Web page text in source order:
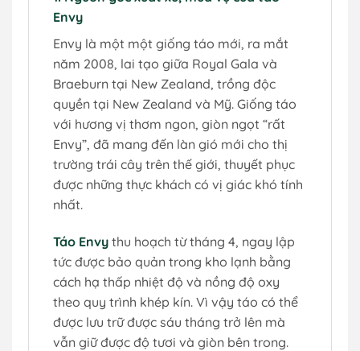
Envy
Envy là một một giống táo mới, ra mắt
năm 2008, lai tạo giữa Royal Gala và
Braeburn tại New Zealand, trồng độc
quyền tại New Zealand và Mỹ. Giống táo
với hương vị thơm ngon, giòn ngọt “rất
Envy”, đã mang đến làn gió mới cho thị
trường trái cây trên thế giới, thuyết phục
được những thực khách có vị giác khó tính
nhất.
Táo Envy thu hoạch từ tháng 4, ngay lập
tức được bảo quản trong kho lạnh bằng
cách hạ thấp nhiệt độ và nồng độ oxy
theo quy trình khép kín. Vì vậy táo có thể
được lưu trữ được sáu tháng trở lên mà
vẫn giữ được độ tươi và giòn bên trong.